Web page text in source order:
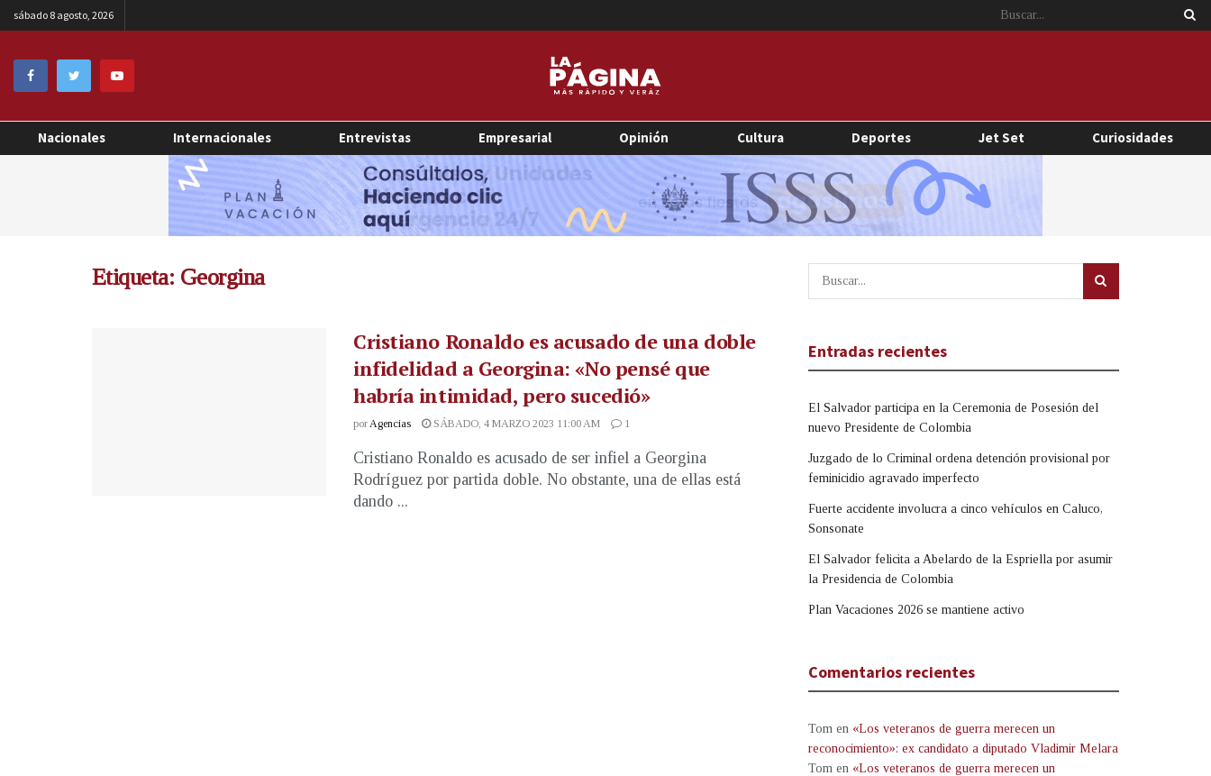
sábado 8 agosto, 2026
Nacionales Internacionales Entrevistas Empresarial Opinión Cultura Deportes Jet Set Curiosidades
Etiqueta: Georgina
Cristiano Ronaldo es acusado de una doble
infidelidad a Georgina: «No pensé que
habría intimidad, pero sucedió»
porAgencias SÁBADO, 4 MARZO 2023 11:00 AM 1
Cristiano Ronaldo es acusado de ser infiel a Georgina
Rodríguez por partida doble. No obstante, una de ellas está
dando ...
Entradas recientes
El Salvador participa en la Ceremonia de Posesión del
nuevo Presidente de Colombia
Juzgado de lo Criminal ordena detención provisional por
feminicidio agravado imperfecto
Fuerte accidente involucra a cinco vehículos en Caluco,
Sonsonate
El Salvador felicita a Abelardo de la Espriella por asumir
la Presidencia de Colombia
Plan Vacaciones 2026 se mantiene activo
Comentarios recientes
Tom en «Los veteranos de guerra merecen un
reconocimiento»: ex candidato a diputado Vladimir Melara
Tom en «Los veteranos de guerra merecen un